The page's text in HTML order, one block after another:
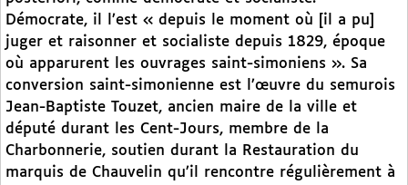
Démocrate, il l’est « depuis le moment où [il a pu]
juger et raisonner et socialiste depuis 1829, époque
où apparurent les ouvrages saint-simoniens ». Sa
conversion saint-simonienne est l’œuvre du semurois
Jean-Baptiste Touzet, ancien maire de la ville et
député durant les Cent-Jours, membre de la
Charbonnerie, soutien durant la Restauration du
marquis de Chauvelin qu’il rencontre régulièrement à